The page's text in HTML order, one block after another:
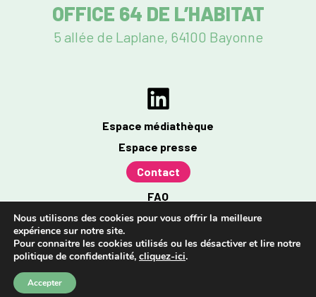
OFFICE 64 DE L’HABITAT
5 allée de Laplane, 64100 Bayonne
Espace médiathèque
Espace presse
Contact
FAQ
Mentions légales
Politique de confidentialité
Accessibilité : partiellement conforme à 96%
Nous utilisons des cookies pour vous offrir la meilleure
expérience sur notre site.
Pour connaitre les cookies utilisés ou les désactiver et lire notre
politique de confidentialité, cliquez-ici.
Accepter